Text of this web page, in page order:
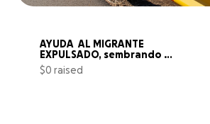
AYUDA  AL MIGRANTE
EXPULSADO, sembrando
tierra para cultivo
$0 raised